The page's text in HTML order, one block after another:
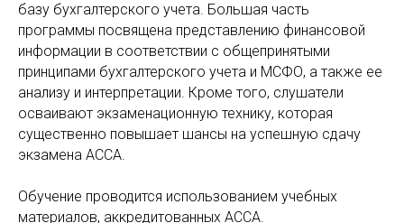
базу бухгалтерского учета. Большая часть
программы посвящена представлению финансовой
информации в соответствии с общепринятыми
принципами бухгалтерского учета и МСФО, а также ее
анализу и интерпретации. Кроме того, слушатели
осваивают экзаменационную технику, которая
существенно повышает шансы на успешную сдачу
экзамена АССА.
Обучение проводится использованием учебных
материалов, аккредитованных АССА.